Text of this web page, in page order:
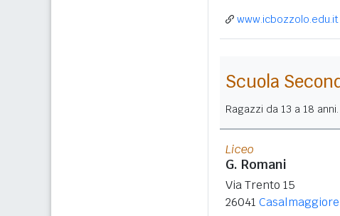
www.icbozzolo.edu.it
Scuola
Ragazzi da 13 a 18
Liceo
G. Romani
Via Trento 15
26041 Casalmaggiore